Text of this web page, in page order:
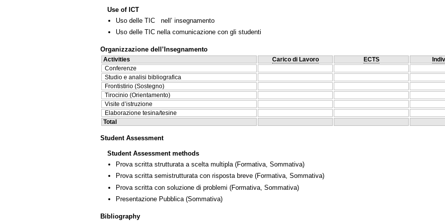
Use of ICT
Uso delle TIC nell’ insegnamento
Uso delle TIC nella comunicazione con gli studenti
Organizzazione dell’Insegnamento
Activities Carico di Lavoro ECTS
Conferenze
Studio e analisi bibliografica
Frontistirio (Sostegno)
Tirocinio (Orientamento)
Visite d’istruzione
Elaborazione tesina/tesine
Total
Student Assessment
Student Assessment methods
Prova scritta strutturata a scelta multipla(Formativa, Sommativa)
Prova scritta semistrutturata con risposta breve (Formativa, Sommativa)
Prova scritta con soluzione di problemi (Formativa, Sommativa)
Presentazione Pubblica(Sommativa)
Bibliography